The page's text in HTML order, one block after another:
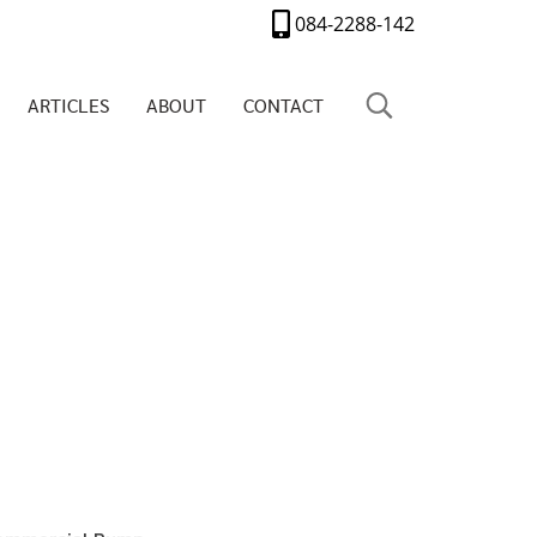
084-2288-142
ARTICLES ABOUT CONTACT